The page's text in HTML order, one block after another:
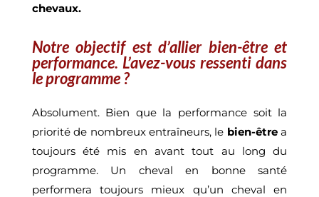
chevaux.
Notre objectif est d’allier bien-être et
performance. L’avez-vous ressenti dans
le programme ?
Absolument. Bien que la performance soit la
priorité de nombreux entraîneurs, le bien-êtrea
toujours été mis en avant tout au long du
programme. Un cheval en bonne santé
performera toujours mieux qu’un cheval en